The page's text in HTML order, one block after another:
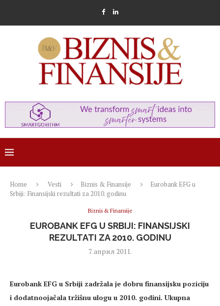
Home Vesti Biznis & Finansije
Eurobank EFG u
Srbiji: Finansijski rezultati za 2010. godinu
Biznis & Finansije
EUROBANK EFG U SRBIJI: FINANSIJSKI
REZULTATI ZA 2010. GODINU
7. април 2011.
Eurobank EFG u Srbiji zadržala je dobru finansijsku poziciju
i dodatnoojačala tržišnu ulogu u 2010. godini. Ukupna